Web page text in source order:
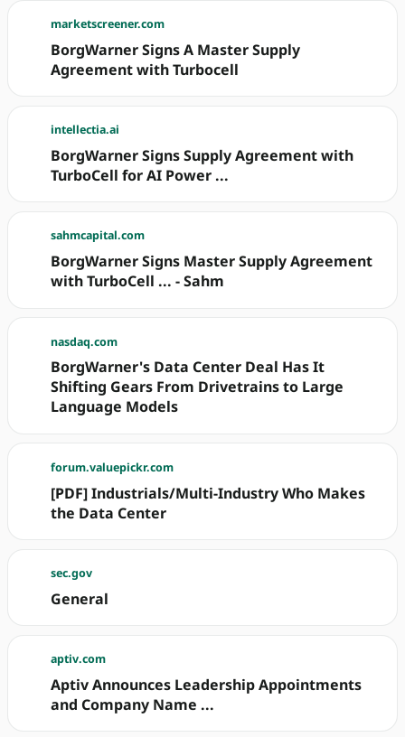
marketscreener.com
BorgWarner Signs A Master Supply
Agreement with Turbocell
intellectia.ai
BorgWarner Signs Supply Agreement with
TurboCell for AI Power ...
sahmcapital.com
BorgWarner Signs Master Supply Agreement
with TurboCell ... - Sahm
nasdaq.com
BorgWarner's Data Center Deal Has It
Shifting Gears From Drivetrains to Large
Language Models
forum.valuepickr.com
[PDF] Industrials/Multi-Industry Who Makes
the Data Center
sec.gov
General
aptiv.com
Aptiv Announces Leadership Appointments
and Company Name ...